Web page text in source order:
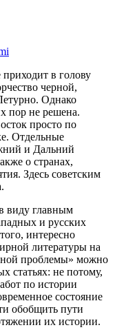
в голову
черной,
Однако
пор не решена.
просто по
Отдельные
и Дальний
о странах,
Здесь советским
виду главным
и русских
интересно
литературы на
проблемы» можно
статьях: не потому,
по истории
состояние
обобщить пути
их истории.